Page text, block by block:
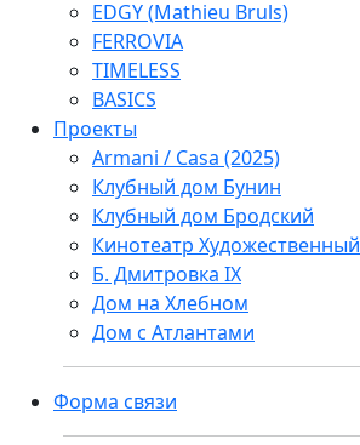
EDGY (Mathieu Bruls)
FERROVIA
TIMELESS
BASICS
Проекты
Armani / Casa (2025)
Клубный дом Бунин
Клубный дом Бродский
Кинотеатр Художественный
Б. Дмитровка IX
Дом на Хлебном
Дом с Атлантами
Форма связи